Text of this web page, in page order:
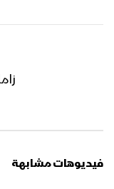
نشيد
فيديوهات مشابهة